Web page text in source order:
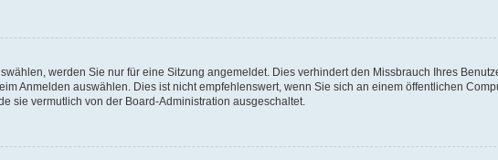
werden Sie nur für eine Sitzung angemeldet. Dies verhindert den Missbrauch Ihres
Anmelden auswählen. Dies ist nicht empfehlenswert, wenn Sie sich an einem öffentlichen
sie vermutlich von der Board-Administration ausgeschaltet.